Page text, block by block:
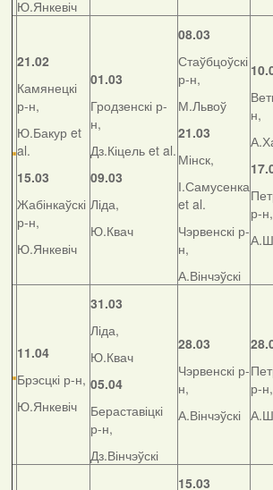
Ю.Янкевіч
21.02
Камянецкі
р-н,
Ю.Бакур et
al.
15.03
Жабінкаўскі
р-н,
Ю.Янкевіч
01.03
Гродзенскі р-
н,
Дз.Кіцель et al.
09.03
Ліда,
Ю.Квач
08.03
Стаўбцоўскі
р-н,
М.Львоў
21.03
Мінск,
І.Самусенка
et al.
Чэрвенскі р-
н,
А.Вінчэўскі
н,
р-н,
11.04
Брэсцкі р-н,
Ю.Янкевіч
31.03
Ліда,
Ю.Квач
05.04
Бераставіцкі
р-н,
Дз.Вінчэўскі
28.03
Чэрвенскі р-
н,
А.Вінчэўскі
р-н,
15.03